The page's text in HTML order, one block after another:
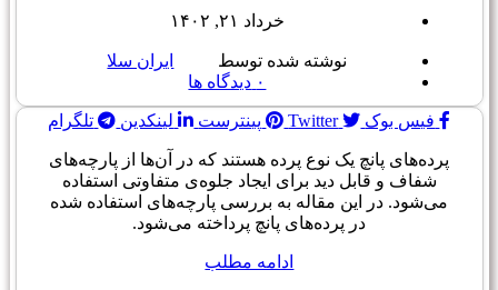
خرداد ۲۱, ۱۴۰۲
نوشته شده توسط
ایران سلا
۰ دیدگاه ها
فیس بوک Twitter پینترست لینکدین تلگرام
پرده‌های پانچ یک نوع پرده هستند که در آن‌ها از پارچه‌های
شفاف و قابل دید برای ایجاد جلوه‌ی متفاوتی استفاده
می‌شود. در این مقاله به بررسی پارچه‌های استفاده شده
در پرده‌های پانچ پرداخته می‌شود.
ادامه مطلب